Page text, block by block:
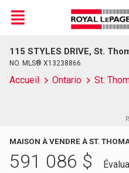
Live
En Direct
Menu
115 STYLES DRIVE, St.
NO. MLS® X13238866
Accueil Ontario St.
MAISON À VENDRE À ST.
591 086 $